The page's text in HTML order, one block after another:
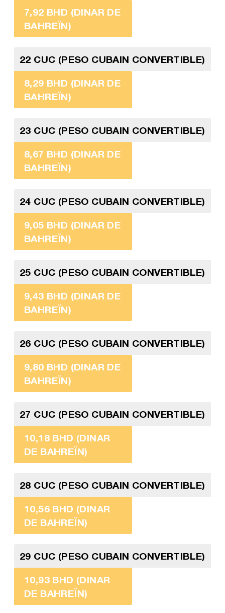
7,92 BHD (DINAR DE
BAHREÏN)
22 CUC (PESO CUBAIN CONVERTIBLE)
8,29 BHD (DINAR DE
BAHREÏN)
23 CUC (PESO CUBAIN CONVERTIBLE)
8,67 BHD (DINAR DE
BAHREÏN)
24 CUC (PESO CUBAIN CONVERTIBLE)
9,05 BHD (DINAR DE
BAHREÏN)
25 CUC (PESO CUBAIN CONVERTIBLE)
9,43 BHD (DINAR DE
BAHREÏN)
26 CUC (PESO CUBAIN CONVERTIBLE)
9,80 BHD (DINAR DE
BAHREÏN)
27 CUC (PESO CUBAIN CONVERTIBLE)
10,18 BHD (DINAR
DE BAHREÏN)
28 CUC (PESO CUBAIN CONVERTIBLE)
10,56 BHD (DINAR
DE BAHREÏN)
29 CUC (PESO CUBAIN CONVERTIBLE)
10,93 BHD (DINAR
DE BAHREÏN)